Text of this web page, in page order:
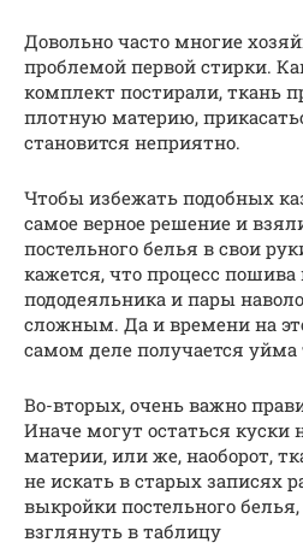
Довольно часто многие
проблемой первой стирки.
комплект постирали, ткань
плотную материю,
становится неприятно.
Чтобы избежать подобных
самое верное решение и
постельного белья в свои
кажется, что процесс
пододеяльника и пары
сложным. Да и времени на
самом деле получается
Во-вторых, очень важно
Иначе могут остаться куски
материи, или же, наоборот,
не искать в старых записях
выкройки постельного белья,
взглянуть в таблицу